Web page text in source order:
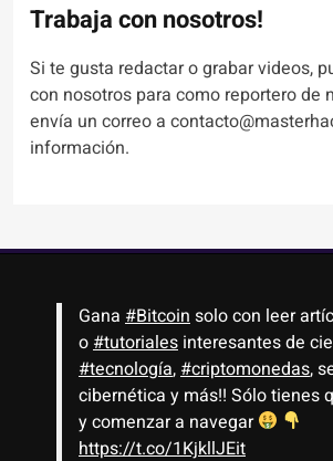
Trabaja con nosotros!
Si te gusta redactar o grabar videos,
con nosotros para como reportero de
envía un correo a
información.
Gana #Bitcoin solo con leer
o #tutoriales interesantes de
#tecnología, #criptomonedas,
cibernética y más!! Sólo tienes
y comenzar a navegar
https://t.co/1KjkllJEit